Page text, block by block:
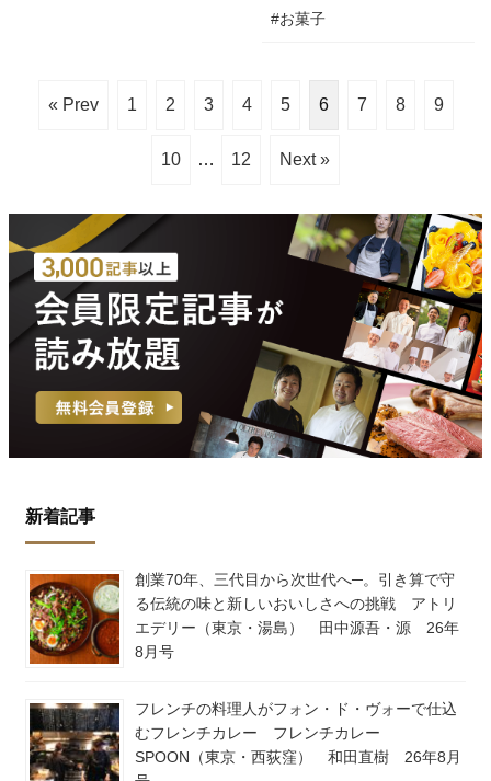
#お菓子
« Prev 1 2 3 4 5 6 7 8 9
10 … 12 Next »
新着記事
創業70年、三代目から次世代へ─。引き算で守
る伝統の味と新しいおいしさへの挑戦 アトリ
エデリー（東京・湯島） 田中源吾・源 26年
8月号
フレンチの料理人がフォン・ド・ヴォーで仕込
むフレンチカレー フレンチカレー
SPOON（東京・西荻窪） 和田直樹 26年8月